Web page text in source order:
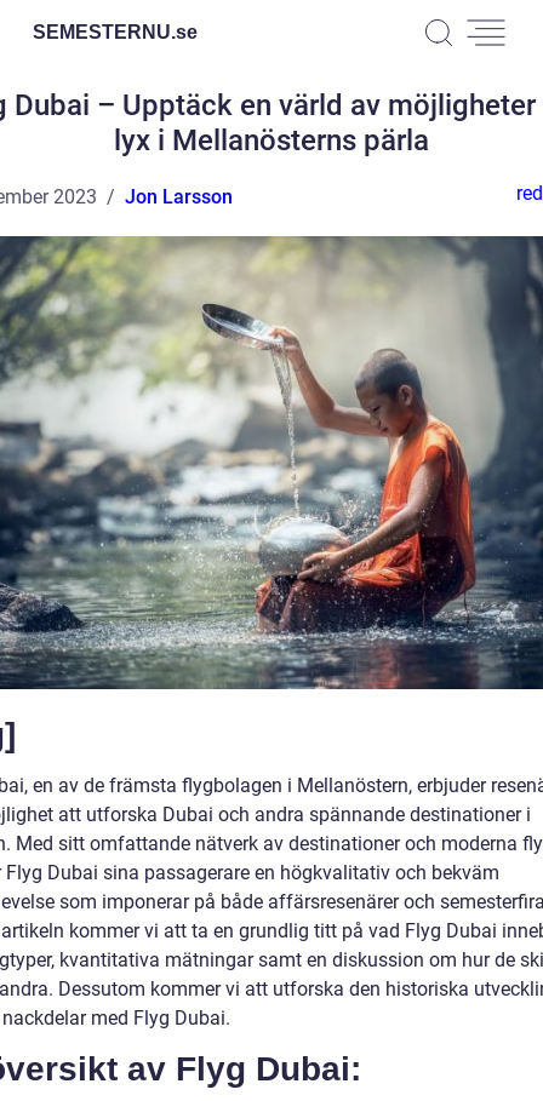
SEMESTERNU.se
Dubai – Upptäck en värld av möjligheter
lyx i Mellanösterns pärla
2023 Jon Larsson
en av de främsta flygbolagen i Mellanöstern, erbjuder
att utforska Dubai och andra spännande destinationer i
Med sitt omfattande nätverk av destinationer och moderna
Flyg Dubai sina passagerare en högkvalitativ och bekväm
som imponerar på både affärsresenärer och
kommer vi att ta en grundlig titt på vad Flyg Dubai
kvantitativa mätningar samt en diskussion om hur de
Dessutom kommer vi att utforska den historiska
med Flyg Dubai.
av Flyg Dubai: